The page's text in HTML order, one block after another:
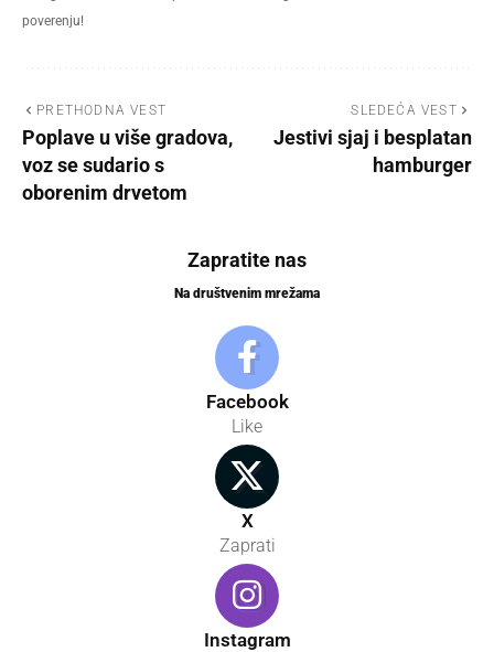
poverenju!
PRETHODNA VEST
Poplave u više gradova,
voz se sudario s
oborenim drvetom
SLEDEĆA VEST
Jestivi sjaj i besplatan
hamburger
Zapratite nas
Na društvenim mrežama
Facebook
Like
X
Zaprati
Instagram